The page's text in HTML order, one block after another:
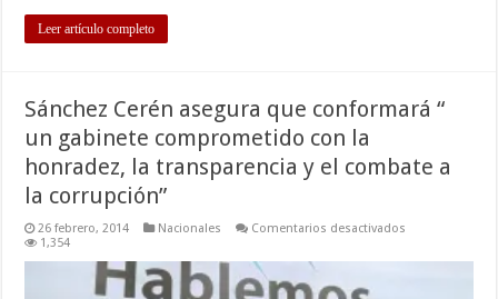
Leer artículo completo
Sánchez Cerén asegura que conformará “
un gabinete comprometido con la
honradez, la transparencia y el combate a
la corrupción”
26 febrero, 2014 Nacionales Comentarios desactivados
1,354